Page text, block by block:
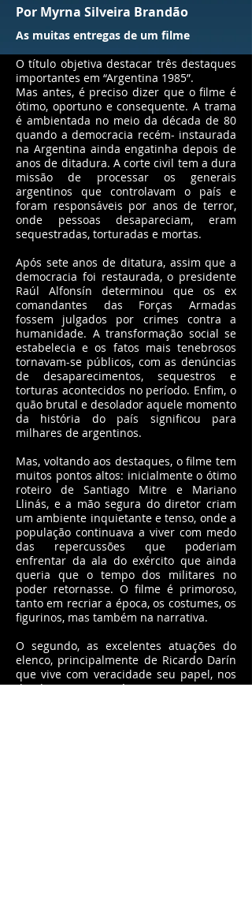
Por Myrna Silveira Brandão
As muitas entregas de um filme
O título objetiva destacar três destaques
importantes em “Argentina 1985”.
Mas antes, é preciso dizer que o filme é
ótimo, oportuno e consequente. A trama
é ambientada no meio da década de 80
quando a democracia recém- instaurada
na Argentina ainda engatinha depois de
anos de ditadura. A corte civil tem a dura
missão de processar os generais
argentinos que controlavam o país e
foram responsáveis por anos de terror,
onde pessoas desapareciam, eram
sequestradas, torturadas e mortas.
Após sete anos de ditatura, assim que a
democracia foi restaurada, o presidente
Raúl Alfonsín determinou que os ex
comandantes das Forças Armadas
fossem julgados por crimes contra a
humanidade. A transformação social se
estabelecia e os fatos mais tenebrosos
tornavam-se públicos, com as denúncias
de desaparecimentos, sequestros e
torturas acontecidos no período. Enfim, o
quão brutal e desolador aquele momento
da história do país significou para
milhares de argentinos.
Mas, voltando aos destaques, o filme tem
muitos pontos altos: inicialmente o ótimo
roteiro de Santiago Mitre e Mariano
Llinás, e a mão segura do diretor criam
um ambiente inquietante e tenso, onde a
população continuava a viver com medo
das repercussões que poderiam
enfrentar da ala do exército que ainda
queria que o tempo dos militares no
poder retornasse. O filme é primoroso,
tanto em recriar a época, os costumes, os
figurinos, mas também na narrativa.
O segundo, as excelentes atuações do
elenco, principalmente de Ricardo Darín
que vive com veracidade seu papel, nos
dando a impressão às vezes que estamos